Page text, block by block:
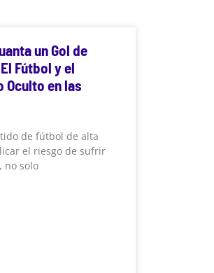
un Gol de
Fútbol y el
Oculto en las
de fútbol de alta
el riesgo de sufrir
no solo